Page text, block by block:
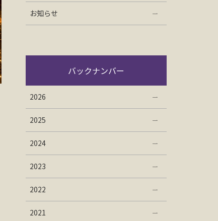
お知らせ
バックナンバー
2026
2025
2024
2023
2022
2021